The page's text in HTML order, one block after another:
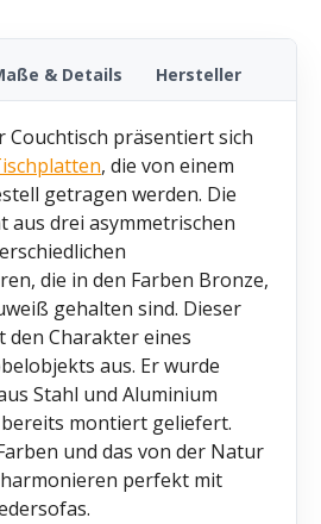
& Details Hersteller
Couchtisch präsentiert sich
, die von einem
getragen werden. Die
aus drei asymmetrischen
die in den Farben Bronze,
gehalten sind. Dieser
den Charakter eines
aus. Er wurde
Stahl und Aluminium
montiert geliefert.
und das von der Natur
perfekt mit